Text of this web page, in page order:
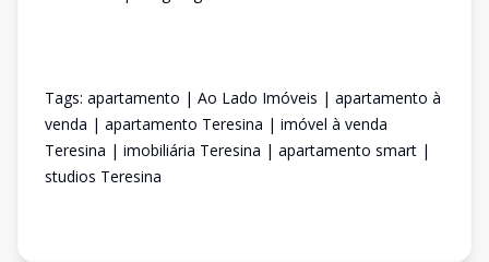
Tags: apartamento | Ao Lado Imóveis | apartamento à
venda | apartamento Teresina | imóvel à venda
Teresina | imobiliária Teresina | apartamento smart |
studios Teresina